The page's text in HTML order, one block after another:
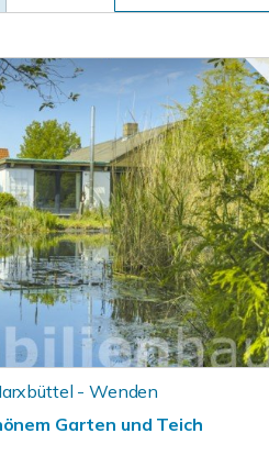
- Wenden
Garten und Teich